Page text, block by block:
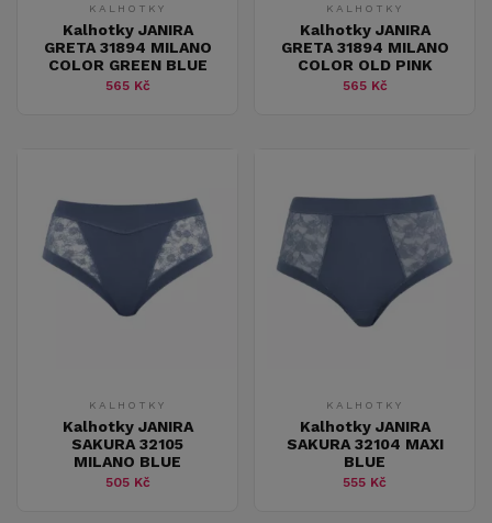
KALHOTKY
Kalhotky JANIRA
GRETA 31894 MILANO
COLOR GREEN BLUE
565 Kč
KALHOTKY
Kalhotky JANIRA
GRETA 31894 MILANO
COLOR OLD PINK
565 Kč
KALHOTKY
Kalhotky JANIRA
SAKURA 32105
MILANO BLUE
505 Kč
KALHOTKY
Kalhotky JANIRA
SAKURA 32104 MAXI
BLUE
555 Kč